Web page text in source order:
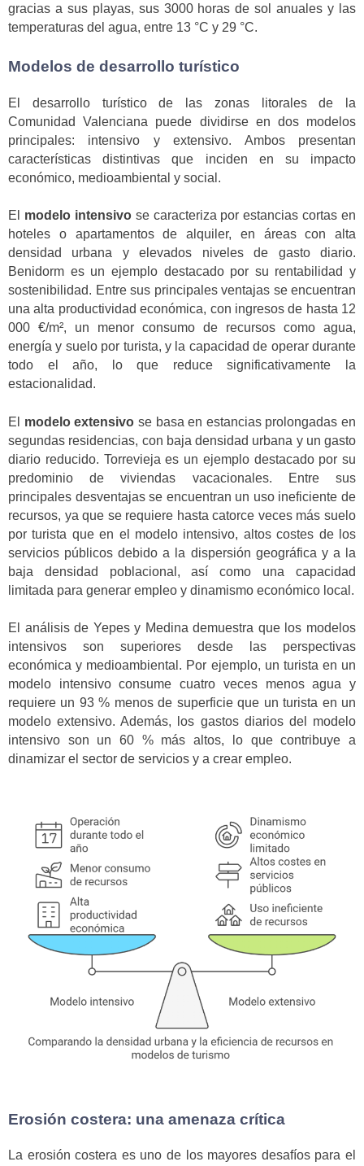
gracias a sus playas, sus 3000 horas de sol anuales y las
temperaturas del agua, entre 13 °C y 29 °C.
Modelos de desarrollo turístico
El desarrollo turístico de las zonas litorales de la
Comunidad Valenciana puede dividirse en dos modelos
principales: intensivo y extensivo. Ambos presentan
características distintivas que inciden en su impacto
económico, medioambiental y social.
El modelo intensivose caracteriza por estancias cortas en
hoteles o apartamentos de alquiler, en áreas con alta
densidad urbana y elevados niveles de gasto diario.
Benidorm es un ejemplo destacado por su rentabilidad y
sostenibilidad. Entre sus principales ventajas se encuentran
una alta productividad económica, con ingresos de hasta 12
000 €/m², un menor consumo de recursos como agua,
energía y suelo por turista, y la capacidad de operar durante
todo el año, lo que reduce significativamente la
estacionalidad.
El modelo extensivo se basa en estancias prolongadas en
segundas residencias, con baja densidad urbana y un gasto
diario reducido. Torrevieja es un ejemplo destacado por su
predominio de viviendas vacacionales. Entre sus
principales desventajas se encuentran un uso ineficiente de
recursos, ya que se requiere hasta catorce veces más suelo
por turista que en el modelo intensivo, altos costes de los
servicios públicos debido a la dispersión geográfica y a la
baja densidad poblacional, así como una capacidad
limitada para generar empleo y dinamismo económico local.
El análisis de Yepes y Medina demuestra que los modelos
intensivos son superiores desde las perspectivas
económica y medioambiental. Por ejemplo, un turista en un
modelo intensivo consume cuatro veces menos agua y
requiere un 93 % menos de superficie que un turista en un
modelo extensivo. Además, los gastos diarios del modelo
intensivo son un 60 % más altos, lo que contribuye a
dinamizar el sector de servicios y a crear empleo.
Erosión costera: una amenaza crítica
La erosión costera es uno de los mayores desafíos para el